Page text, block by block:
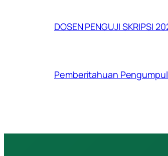
DOSEN PENGUJI SKRIPSI
Pemberitahuan